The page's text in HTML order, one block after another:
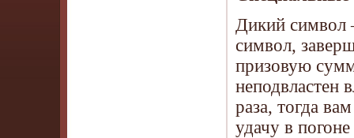
Дикий символ
символ,
призовую
неподвластен
раза, тогда
удачу в